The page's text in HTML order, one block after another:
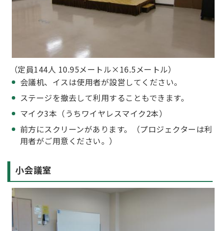
（定員144人 10.95メートル×16.5メートル）
会議机、イスは使用者が設営してください。
ステージを撤去して利用することもできます。
マイク3本（うちワイヤレスマイク2本）
前方にスクリーンがあります。（プロジェクターは利
用者がご用意ください。）
小会議室